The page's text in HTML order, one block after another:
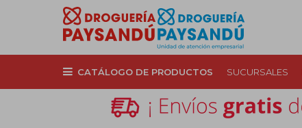
CATÁLOGO DE PRODUCTOS SUCURSALES